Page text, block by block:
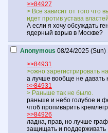
>>84927
> Все зависит от того что
идет против устава
А если я хочу обсуждать
ядерный взрыв в Москве?
Anonymous 08/24/2025 (Sun)
>>84931
>ожно зарегистрировать
а лучше вообще не давать
>>84931
> Раньше так не было.
раньше и небо голубое и
чтоб пропиварить
>>84926
ладна, прав, но лучше
защищать и поддерживать